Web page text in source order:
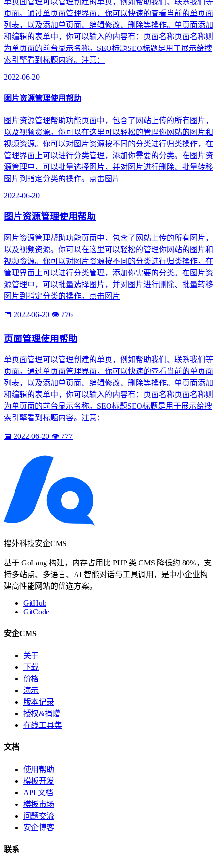
单页面管理可以管理创建的单页，例如帮助我们、联系我们等
页面。通过单页面管理界面，你可以快速的查看当前的单页面
列表，以及添加单页面、编辑修改、删除等操作。单页面添加
和编辑的表单中，你可以输入的内容有：页面名称页面名称则
为单页面的前台显示名称。SEO标题SEO标题是用于展示给搜
索引擎看到标题内容。注意：
2022-06-20
图片资源管理使用帮助
图片资源管理帮助功能页面中，包含了网站上传的所有图片，
以及视频资源。你可以在这里可以轻松的管理你网站的图片和
视频资源。你可以对图片资源按不同的分类进行归类操作，在
管理界面上可以进行分类管理，添加你需要的分类。在图片资
源管理中，可以批量选择图片，并对图片进行删除、批量转移
图片到指定分类的操作。点击图片
2022-06-20
图片资源管理使用帮助
图片资源管理帮助功能页面中，包含了网站上传的所有图片，
以及视频资源。你可以在这里可以轻松的管理你网站的图片和
视频资源。你可以对图片资源按不同的分类进行归类操作，在
管理界面上可以进行分类管理，添加你需要的分类。在图片资
源管理中，可以批量选择图片，并对图片进行删除、批量转移
图片到指定分类的操作。点击图片
📅 2022-06-20 👁️ 776
页面管理使用帮助
单页面管理可以管理创建的单页，例如帮助我们、联系我们等
页面。通过单页面管理界面，你可以快速的查看当前的单页面
列表，以及添加单页面、编辑修改、删除等操作。单页面添加
和编辑的表单中，你可以输入的内容有：页面名称页面名称则
为单页面的前台显示名称。SEO标题SEO标题是用于展示给搜
索引擎看到标题内容。注意：
📅 2022-06-20 👁️ 777
搜外科技安企CMS
基于 GoLang 构建，内存占用比 PHP 类 CMS 降低约 80%，支
持多站点、多语言、AI 智能对话与工具调用，是中小企业构
建高性能网站的优选方案。
GitHub
GitCode
安企CMS
关于
下载
价格
演示
版本记录
授权&捐赠
在线工具集
文档
使用帮助
模板开发
API 文档
模板市场
问题交流
安企博客
联系